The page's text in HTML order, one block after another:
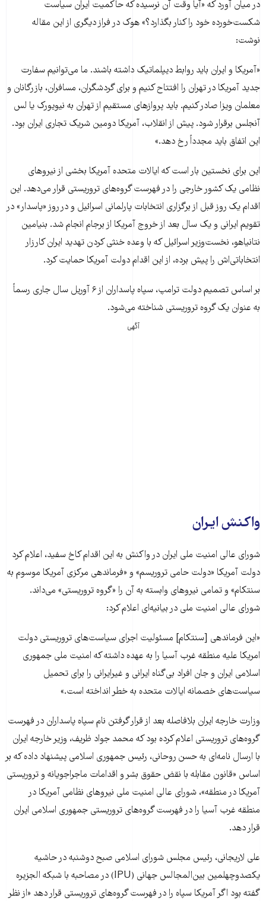
در میان آورد که «آیا وقت‌ آن نرسیده که حاکمیت ایران سیاست
شکست‌خورده خود را کنار بگذارد؟» هوک در فراز دیگری از این مقاله
نوشت:
«آمریکا و ایران باید روابط دیپلماتیک داشته باشند. ما می‌توانیم سفارت
جدید آمریکا در تهران را افتتاح کنیم و برای گردشگران، مسافران، بازرگانان و
معلمان ویزا صادر کنیم. باید پروازهای مستقیم از تهران به نیویورک یا لس
آنجلس برقرار شود. پیش از انقلاب، آمریکا دومین شریک تجاری ایران بود.
این اتفاق باید مجدداً رخ دهد.»
این برای نخستین بار است که ایالات متحده آمریکا بخشی از نیروهای
نظامی یک کشور خارجی را در فهرست گروه‌های تروریستی قرار می‌‌دهد. این
اقدام یک روز قبل از برگزاری انتخابات پارلمانی اسرائیل و در روز «پاسدار» در
تقویم ایرانی و یک سال بعد از خروج آمریکا از برجام انجام شد. بنیامین
نتانیاهو، نخست‌وزیر اسرائیل که با وعده خنثی کردن تهدید ایران کارزار
انتخاباتی‌اش را پیش برده، از این اقدام دولت آمریکا حمایت کرد.
بر اساس تصمیم دولت ترامپ، سپاه پاسداران از ۶ آوریل سال جاری رسماً
به عنوان یک گروه تروریستی شناخته می‌شود.
آگهی
واکنش ایران
شورای عالی امنیت ملی ایران در واکنش به این اقدام کاخ سفید، اعلام کرد
دولت آمریکا «دولت حامی تروریسم» و «فرماندهی مرکزی آمریکا موسوم به
سنتکام» و تمامی نیروهای وابسته به آن را «گروه تروریستی» می‌داند.
شورای عالی امنیت ملی در بیانیه‌ای اعلام کرد:
«این فرماندهی [سنتکام] مسئولیت اجرای سیاست‌های تروریستی دولت
امریکا علیه منطقه غرب آسیا را به عهده داشته که امنیت ملی جمهوری
اسلامی ایران و جان افراد بی‌گناه ایرانی و غیرایرانی را برای تحمیل
سیاست‌های خصمانه ایالات متحده به خطر انداخته است.»
وزارت خارجه ایران بلافاصله بعد از قرار گرفتن نام سپاه پاسداران در فهرست
گرو‌ه‌های تروریستی اعلام کرده بود که محمد جواد ظریف، وزیر خارجه ایران
با ارسال نامه‌ای به حسن روحانی، رئیس جمهوری اسلامی پیشنهاد داده که بر
اساس «قانون مقابله با نقض حقوق بشر و اقدامات ماجراجویانه و تروریستی
آمریکا در منطقه»، شورای عالی امنیت ملی نیروهای نظامی آمریکا در
منطقه غرب آسیا را در فهرست گروه‌های تروریستی جمهوری اسلامی ایران
قرار دهد.
علی لاریجانی، رئیس مجلس شورای اسلامی صبح دوشنبه در حاشیه
یکصدوچهلمین بین‌المجالس جهانی (IPU) در مصاحبه با شبکه الجزیره
گفته بود اگر آمریکا سپاه را در فهرست گروه‌های تروریستی قرار دهد «از نظر